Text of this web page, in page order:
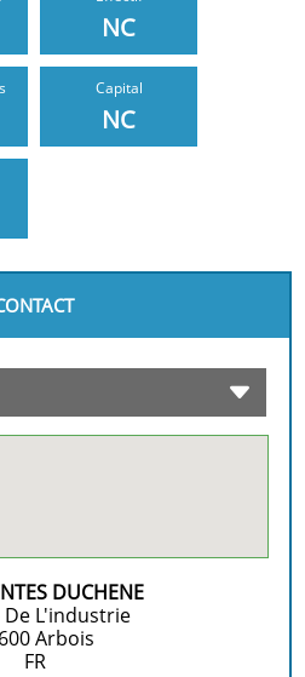
NC
Capital
NC
DUCHENE
De L'industrie
Arbois
FR